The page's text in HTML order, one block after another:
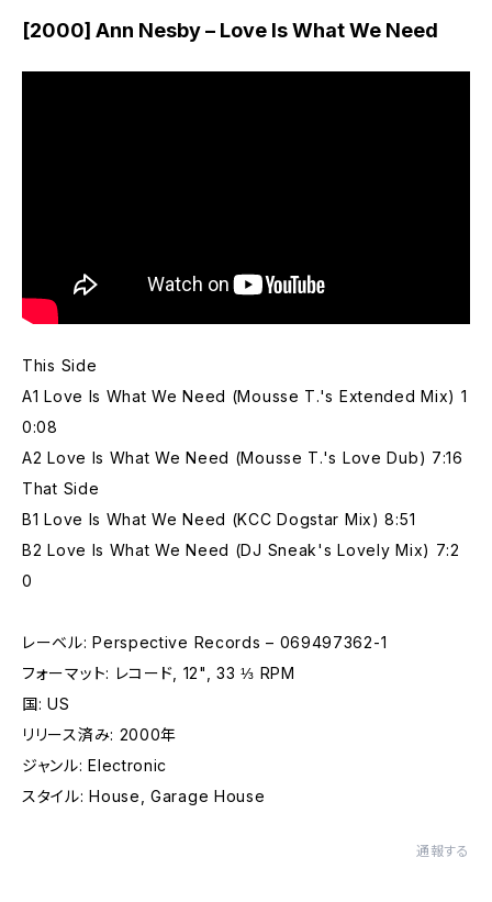
[2000] Ann Nesby – Love Is What We Need
This Side
A1 Love Is What We Need (Mousse T.'s Extended Mix) 1
0:08
A2 Love Is What We Need (Mousse T.'s Love Dub) 7:16
That Side
B1 Love Is What We Need (KCC Dogstar Mix) 8:51
B2 Love Is What We Need (DJ Sneak's Lovely Mix) 7:2
0
レーベル: Perspective Records – 069497362-1
フォーマット: レコード, 12", 33 ⅓ RPM
国: US
リリース済み: 2000年
ジャンル: Electronic
スタイル: House, Garage House
通報する